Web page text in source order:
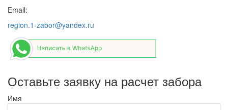
Email:
region.1-zabor@yandex.ru
Оставьте заявку на расчет забора
Имя